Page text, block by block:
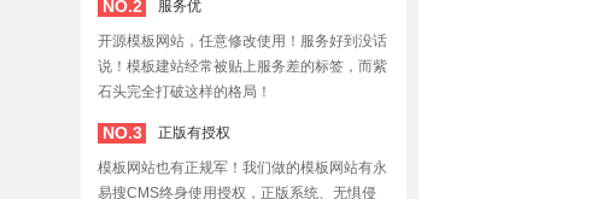
NO.2 服务优
开源模板网站，任意修改使用！服务好到没话
说！模板建站经常被贴上服务差的标签，而紫
石头完全打破这样的格局！
NO.3 正版有授权
模板网站也有正规军！我们做的模板网站有永
易搜CMS终身使用授权，正版系统、无惧侵